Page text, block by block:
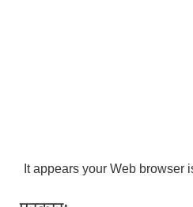
It appears your Web browser